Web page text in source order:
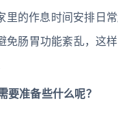
里的作息时间安排日
免肠胃功能紊乱，这
要准备些什么呢？